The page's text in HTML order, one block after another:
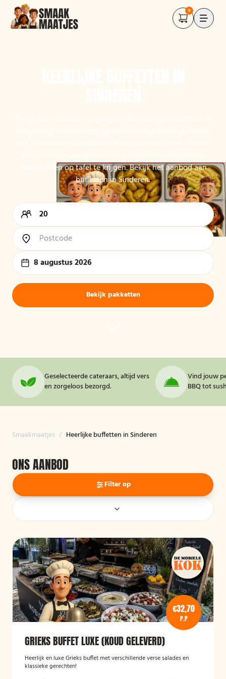
0
heerlijk eten op tafel te krijgen. Bekijk het aanbod aan
buffetten in Sinderen.
8 augustus 2026
Bekijk pakketten
Geselecteerde cateraars, altijd vers
en zorgeloos bezorgd.
Vind jouw
BBQ tot
Smaakmaatjes / Heerlijke buffetten in Sinderen
ONS AANBOD
Filter op
€32,70
P.P
GRIEKS BUFFET LUXE (KOUD GELEVERD)
Heerlijk en luxe Grieks buffet met verschillende verse salades en
klassieke gerechten!